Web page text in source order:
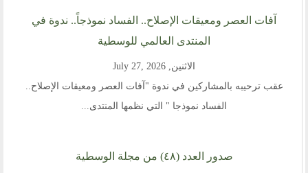
آفات العصر ومعيقات الإصلاح.. الفساد نموذجاً.. ندوة في
المنتدى العالمي للوسطية
الاثنين, July 27, 2026
عقب ترحيبه بالمشاركين في ندوة "آفات العصر ومعيقات الإصلاح..
الفساد نموذجا " التي نظمها المنتدى...
صدور العدد (٤٨) من مجلة الوسطية